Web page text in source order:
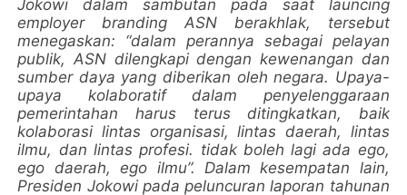
Jokowi dalam sambutan pada saat launcing
employer branding ASN berakhlak, tersebut
menegaskan: “dalam perannya sebagai pelayan
publik, ASN dilengkapi dengan kewenangan dan
sumber daya yang diberikan oleh negara. Upaya-
upaya kolaboratif dalam penyelenggaraan
pemerintahan harus terus ditingkatkan, baik
kolaborasi lintas organisasi, lintas daerah, lintas
ilmu, dan lintas profesi. tidak boleh lagi ada ego,
ego daerah, ego ilmu”. Dalam kesempatan lain,
Presiden Jokowi pada peluncuran laporan tahunan